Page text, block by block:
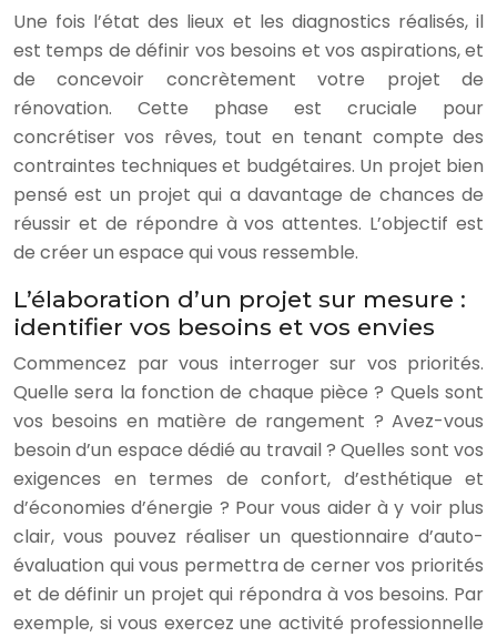
Une fois l’état des lieux et les diagnostics réalisés, il
est temps de définir vos besoins et vos aspirations, et
de concevoir concrètement votre projet de
rénovation. Cette phase est cruciale pour
concrétiser vos rêves, tout en tenant compte des
contraintes techniques et budgétaires. Un projet bien
pensé est un projet qui a davantage de chances de
réussir et de répondre à vos attentes. L’objectif est
de créer un espace qui vous ressemble.
L’élaboration d’un projet sur mesure :
identifier vos besoins et vos envies
Commencez par vous interroger sur vos priorités.
Quelle sera la fonction de chaque pièce ? Quels sont
vos besoins en matière de rangement ? Avez-vous
besoin d’un espace dédié au travail ? Quelles sont vos
exigences en termes de confort, d’esthétique et
d’économies d’énergie ? Pour vous aider à y voir plus
clair, vous pouvez réaliser un questionnaire d’auto-
évaluation qui vous permettra de cerner vos priorités
et de définir un projet qui répondra à vos besoins. Par
exemple, si vous exercez une activité professionnelle